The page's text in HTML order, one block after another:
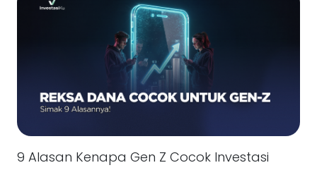
9 Alasan Kenapa Gen Z Cocok Investasi